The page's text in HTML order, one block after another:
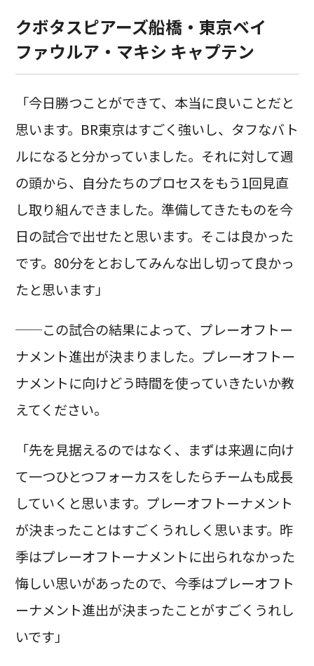
クボタスピアーズ船橋・東京ベイ
ファウルア・マキシ キャプテン
「今日勝つことができて、本当に良いことだと
思います。BR東京はすごく強いし、タフなバト
ルになると分かっていました。それに対して週
の頭から、自分たちのプロセスをもう1回見直
し取り組んできました。準備してきたものを今
日の試合で出せたと思います。そこは良かった
です。80分をとおしてみんな出し切って良かっ
たと思います」
──この試合の結果によって、プレーオフトー
ナメント進出が決まりました。プレーオフトー
ナメントに向けどう時間を使っていきたいか教
えてください。
「先を見据えるのではなく、まずは来週に向け
て一つひとつフォーカスをしたらチームも成長
していくと思います。プレーオフトーナメント
が決まったことはすごくうれしく思います。昨
季はプレーオフトーナメントに出られなかった
悔しい思いがあったので、今季はプレーオフト
ーナメント進出が決まったことがすごくうれし
いです」